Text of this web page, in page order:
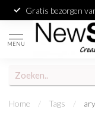
Gratis bezorgen
MENU
Home / Tags /